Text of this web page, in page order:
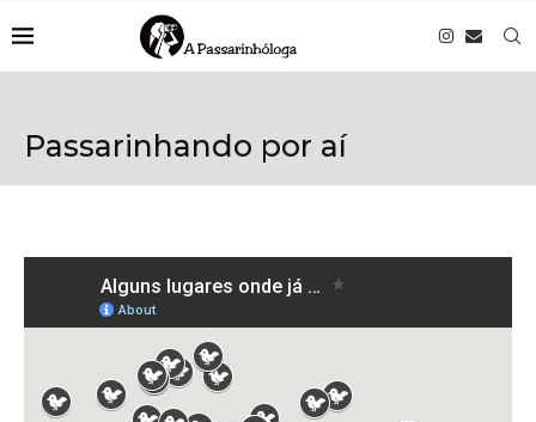
Passarinhando por aí